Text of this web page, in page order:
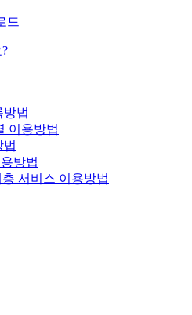
드
방법
이용방법
법
방법
서비스 이용방법